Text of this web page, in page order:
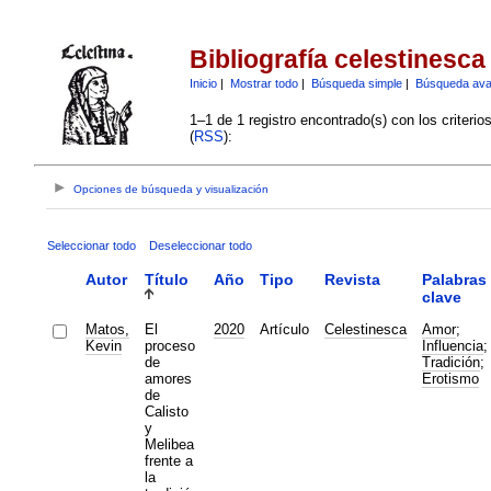
Bibliografía celestinesca
Inicio| Mostrar todo| Búsqueda simple| Búsqueda
1–1 de 1 registro encontrado(s) con los
(RSS):
Opciones de búsqueda y visualización
Seleccionar todo Deseleccionar todo
Autor Título Año Tipo Revista
Palabras
clave
Matos,
Kevin
El
proceso
de
amores
de
Calisto
y
Melibea
frente a
la
2020 Artículo Celestinesca Amor;
Influencia;
Tradición;
Erotismo